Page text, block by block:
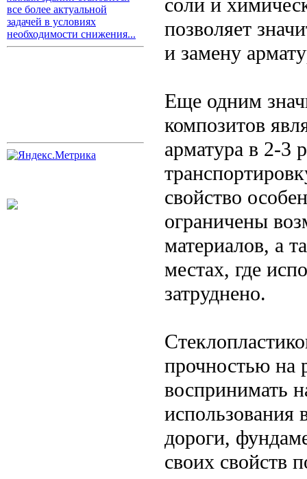
все более актуальной
задачей в условиях
необходимости снижения...
соли и
позволяет
и замену
Еще одним
композитов
арматура в 2-3
свойство
ограничены
материалов, а
местах, где
затруднено.
прочностью на
воспринимать
использования
дороги,
своих свойств